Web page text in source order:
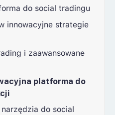
do social tradingu
innowacyjne strategie
i zaawansowane
platforma do
do social